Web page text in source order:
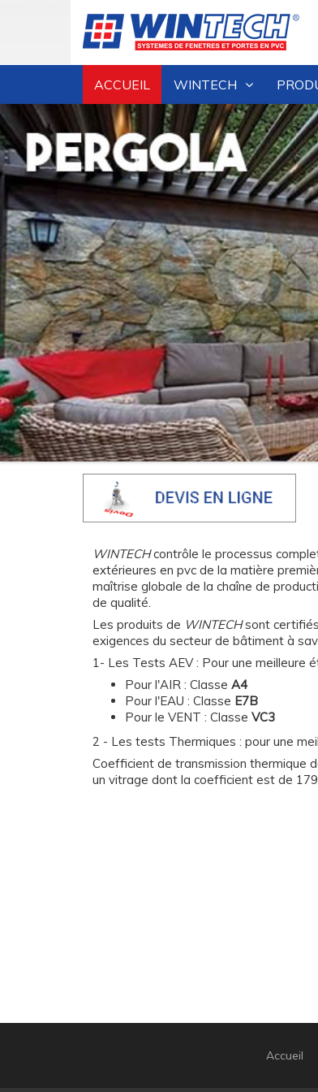
ACCUEIL WINTECH
WINTECHcontrôle le processus
extérieures en pvc de la matière
maîtrise globale de la chaîne de
de qualité.
Les produits de WINTECHsont
exigences du secteur de bâtiment à
1- Les Tests AEV : Pour une meilleure
Pour l'AIR : Classe A4
Pour l'EAU : Classe E7B
Pour le VENT : Classe VC3
2 - Les tests Thermiques : pour une
Coefficient de transmission thermique
un vitrage dont la coefficient est de
Accueil